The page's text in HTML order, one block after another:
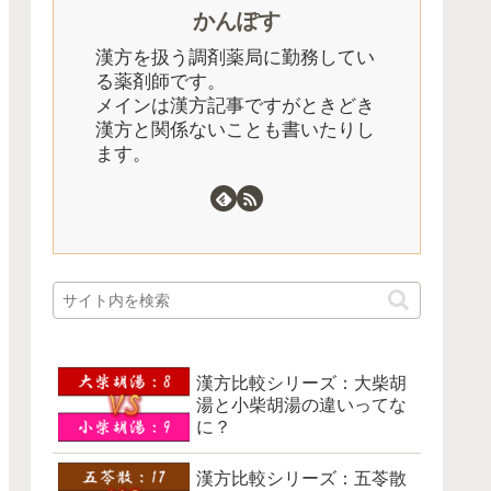
かんぽす
漢方を扱う調剤薬局に勤務してい
る薬剤師です。
メインは漢方記事ですがときどき
漢方と関係ないことも書いたりし
ます。
漢方比較シリーズ：大柴胡
湯と小柴胡湯の違いってな
に？
漢方比較シリーズ：五苓散